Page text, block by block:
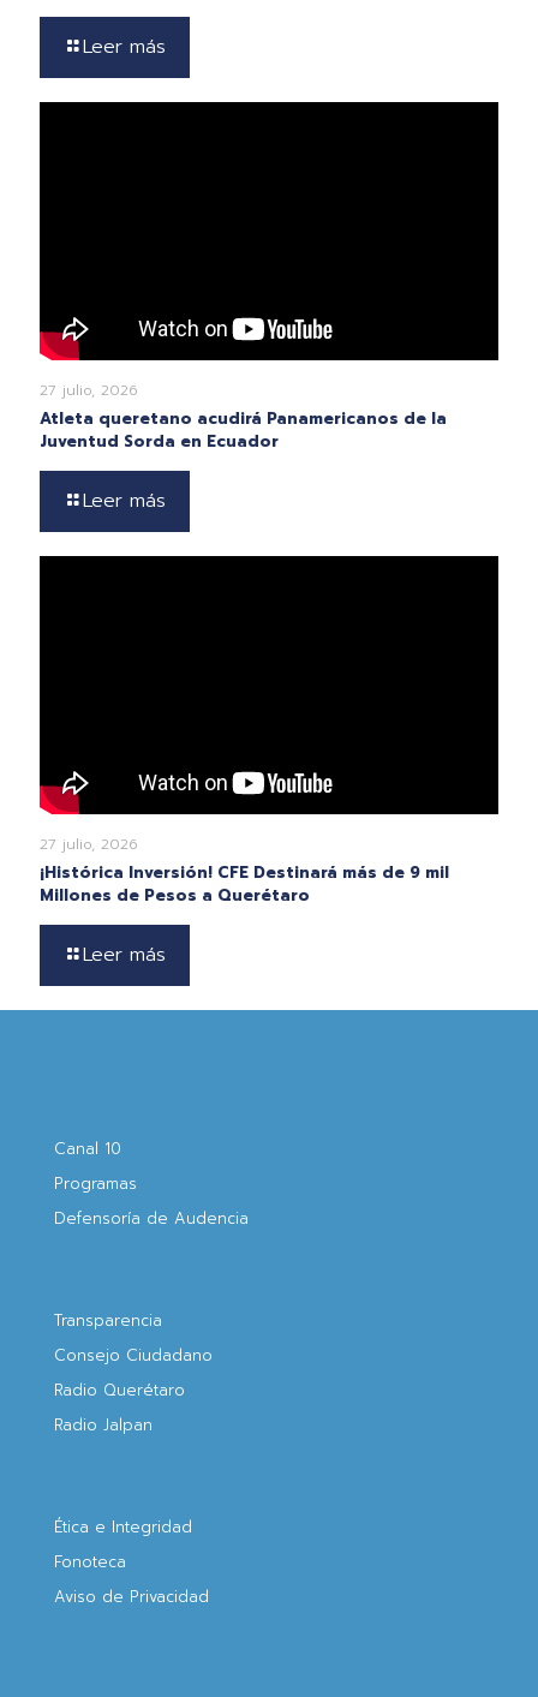
Leer más
27 julio, 2026
Atleta queretano acudirá Panamericanos de la
Juventud Sorda en Ecuador
Leer más
27 julio, 2026
¡Histórica Inversión! CFE Destinará más de 9 mil
Millones de Pesos a Querétaro
Leer más
Canal 10
Programas
Defensoría de Audencia
Transparencia
Consejo Ciudadano
Radio Querétaro
Radio Jalpan
Ética e Integridad
Fonoteca
Aviso de Privacidad